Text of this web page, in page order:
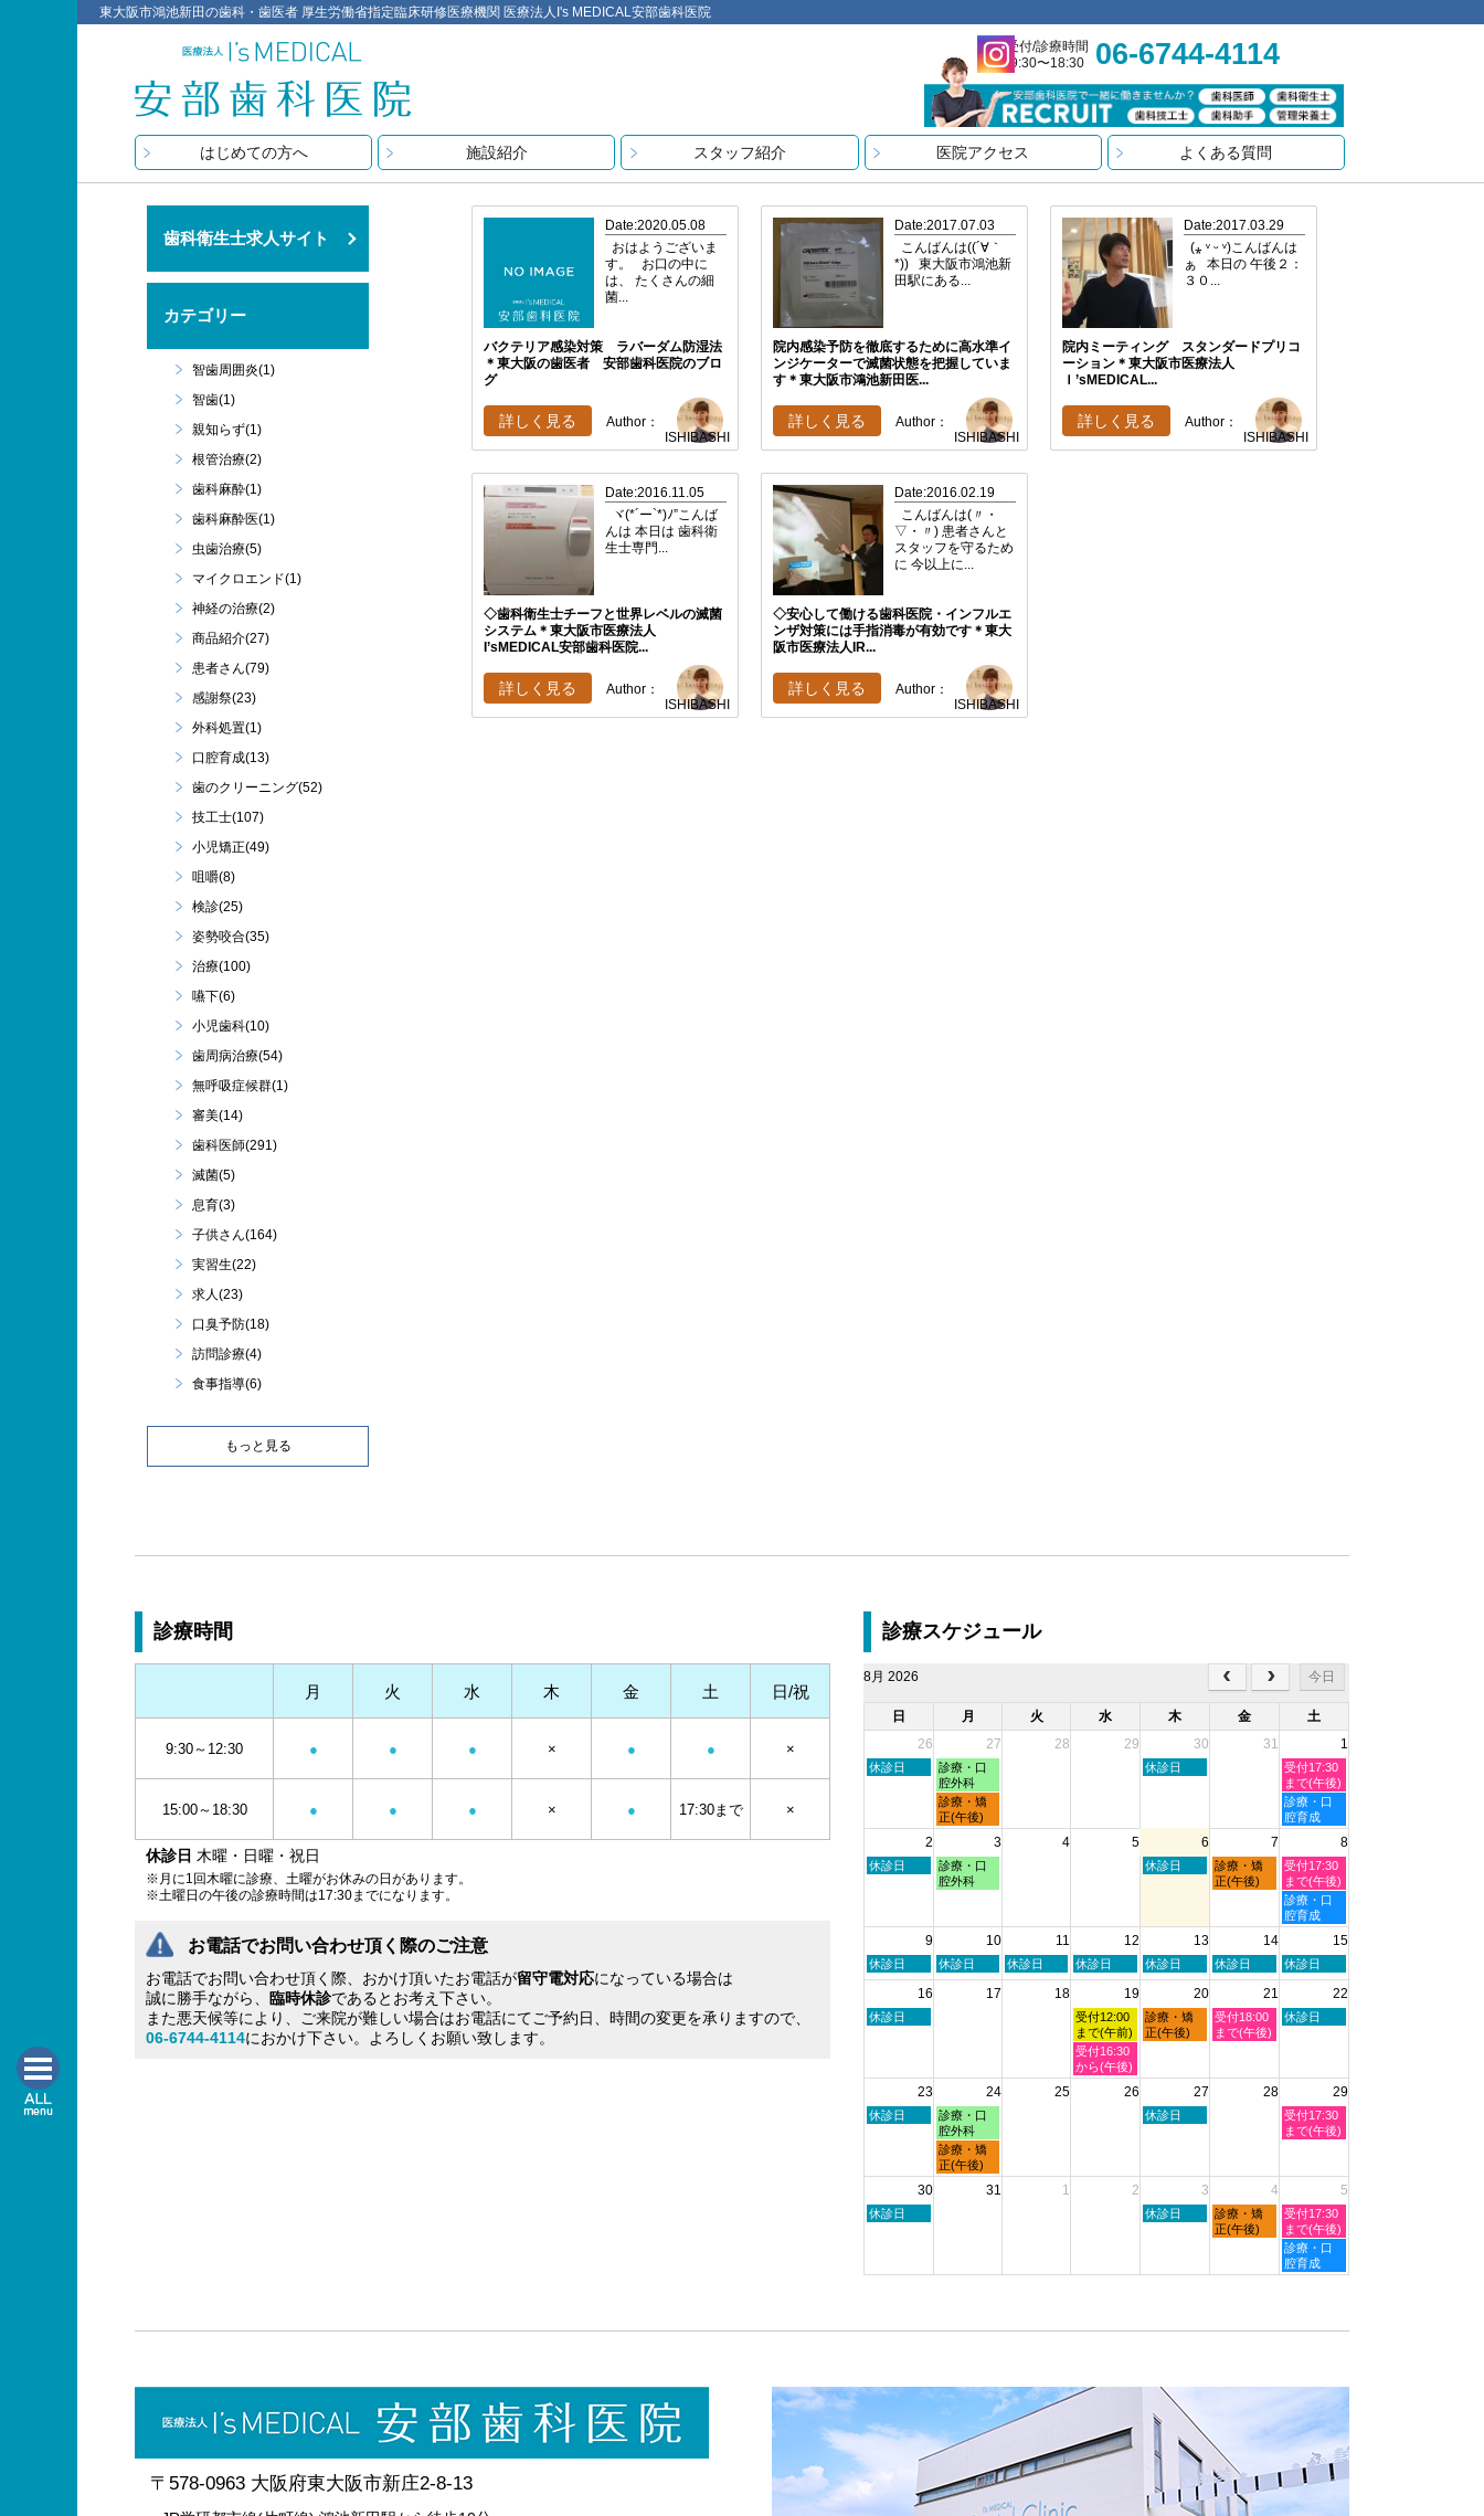
東大阪市鴻池新田の歯科・歯医者 厚生労働省指定臨床研修医療機関 医療法人I's MEDICAL安部歯科医院
受付/診療時間
9:30〜18:30
06-6744-4114
はじめての方へ 施設紹介 スタッフ紹介 医院アクセス よくある質問
Date:2020.05.08
おはようございま
す。 お口の中に
は、 たくさんの細
菌...
バクテリア感染対策 ラバーダム防湿法
＊東大阪の歯医者 安部歯科医院のブロ
グ
Author：
ISHIBASHI
詳しく見る
Date:2017.07.03
こんばんは((´∀｀
*)) 東大阪市鴻池新
田駅にある...
院内感染予防を徹底するために高水準イ
ンジケーターで滅菌状態を把握していま
す＊東大阪市鴻池新田医...
Author：
ISHIBASHI
詳しく見る
Date:2017.03.29
(⁎ ᵛ ᵕ ᵛ)こんばんは
ぁ 本日の 午後２：
３０...
院内ミーティング スタンダードプリコ
ーション＊東大阪市医療法人
Ｉ’sMEDICAL...
Author：
ISHIBASHI
詳しく見る
Date:2016.11.05
ヾ(*´ー`*)ﾉ”こんば
んは 本日は 歯科衛
生士専門...
◇歯科衛生士チーフと世界レベルの滅菌
システム＊東大阪市医療法人
I’sMEDICAL安部歯科医院...
Author：
ISHIBASHI
詳しく見る
Date:2016.02.19
こんばんは(〃・
▽・〃) 患者さんと
スタッフを守るため
に 今以上に...
◇安心して働ける歯科医院・インフルエ
ンザ対策には手指消毒が有効です＊東大
阪市医療法人IR...
Author：
ISHIBASHI
詳しく見る
歯科衛生士求人サイト
カテゴリー
智歯周囲炎(1)
智歯(1)
親知らず(1)
根管治療(2)
歯科麻酔(1)
歯科麻酔医(1)
虫歯治療(5)
マイクロエンド(1)
神経の治療(2)
商品紹介(27)
患者さん(79)
感謝祭(23)
外科処置(1)
口腔育成(13)
歯のクリーニング(52)
技工士(107)
小児矯正(49)
咀嚼(8)
検診(25)
姿勢咬合(35)
治療(100)
嚥下(6)
小児歯科(10)
歯周病治療(54)
無呼吸症候群(1)
審美(14)
歯科医師(291)
滅菌(5)
息育(3)
子供さん(164)
実習生(22)
求人(23)
口臭予防(18)
訪問診療(4)
食事指導(6)
もっと見る
診療時間
休診日 木曜・日曜・祝日
※月に1回木曜に診療、土曜がお休みの日があります。
※土曜日の午後の診療時間は17:30までになります。
月 火 水 木 金 土 日/祝
9:30～12:30 ● ● ● × ● ● ×
15:00～18:30 ● ● ● × ● 17:30まで ×
お電話でお問い合わせ頂く際のご注意
お電話でお問い合わせ頂く際、おかけ頂いたお電話が留守電対応になっている場合は
誠に勝手ながら、 臨時休診であるとお考え下さい。
また悪天候等により、ご来院が難しい場合はお電話にてご予約日、時間の変更を承りますので、
06-6744-4114におかけ下さい。よろしくお願い致します。
診療スケジュール
8月 2026 今日
日 月 火 水 木 金
土
26
27 28 29 30 31 1
日
月
2026
休診日
月
曜
日,
7
月
2026
診療・口
腔外科
木
月
2026
休診日
土
曜
日,
8
月
2026
受付17:30
まで(午後)
月
曜
日,
月
27th
2026
診療・矯
正(午後)
土
曜
日,
月
1st
2026
診療・口
腔育成
2 3 4 5 6 7 8
日
月
2026
休診日
月
曜
月
2026
診療・口
腔外科
木
月
2026
休診日
金
曜
月
2026
診療・矯
正(午後)
土
曜
日,
8
月
2026
受付17:30
まで(午後)
土
曜
日,
月
8th
診療・口
腔育成
9 10 11 12 13 14 15
日
曜
8
月
休診日
月
曜
休診日
火
曜
休診日
水
曜
8
月
12th
2026
休診日
木
曜
8
月
13th
休診日
金
曜
8
月
14th
休診日
土
曜
8
月
休診日
16 17 18 19 20 21 22
日
月
2026
休診日
水
曜
日,
8
月
受付12:00
まで(午前)
木
曜
月
2026
診療・矯
正(午後)
金
曜
月
受付18:00
まで(午後)
土
月
2026
休診日
水
曜
日,
受付16:30
から(午後)
23 24 25 26 27 28 29
日
月
2026
休診日
月
曜
日,
8
月
診療・口
腔外科
木
月
2026
休診日
土
曜
月
2026
受付17:30
まで(午後)
月
曜
日,
診療・矯
正(午後)
30 31 1 2 3 4 5
日
月
休診日
木
月
休診日
金
曜
月
診療・矯
正(午後)
土
曜
日,
9
月
受付17:30
まで(午後)
土
曜
日,
診療・口
腔育成
〒578-0963 大阪府東大阪市新庄2-8-13